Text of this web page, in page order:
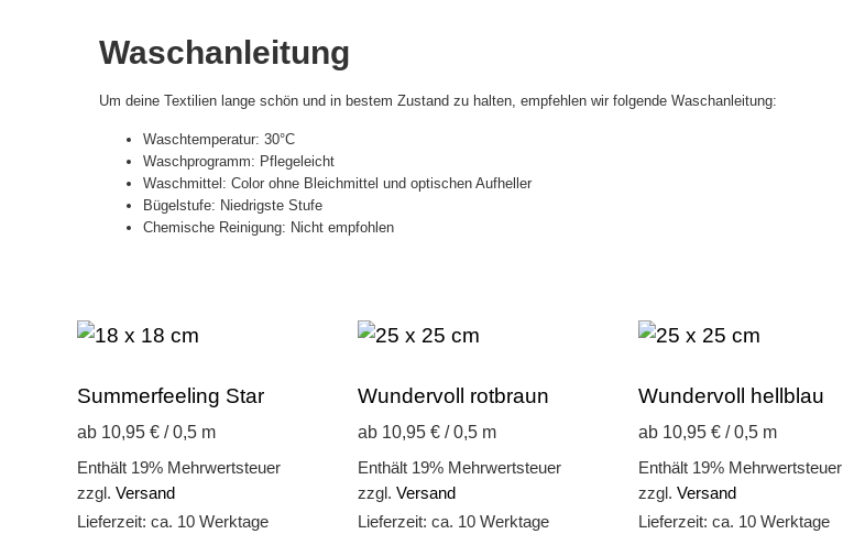
Waschanleitung
Um deine Textilien lange schön und in bestem Zustand zu halten, empfehlen wir folgende Waschanleitung:
Waschtemperatur: 30°C
Waschprogramm: Pflegeleicht
Waschmittel: Color ohne Bleichmittel und optischen Aufheller
Bügelstufe: Niedrigste Stufe
Chemische Reinigung: Nicht empfohlen
Summerfeeling Star
ab 10,95 € / 0,5 m
Enthält 19% Mehrwertsteuer
zzgl. Versand
Lieferzeit: ca. 10 Werktage
Wundervoll rotbraun
ab 10,95 € / 0,5 m
Enthält 19% Mehrwertsteuer
zzgl. Versand
Lieferzeit: ca. 10 Werktage
Wundervoll hellblau
ab 10,95 € / 0,5 m
Enthält 19% Mehrwertsteuer
zzgl. Versand
Lieferzeit: ca. 10 Werktage